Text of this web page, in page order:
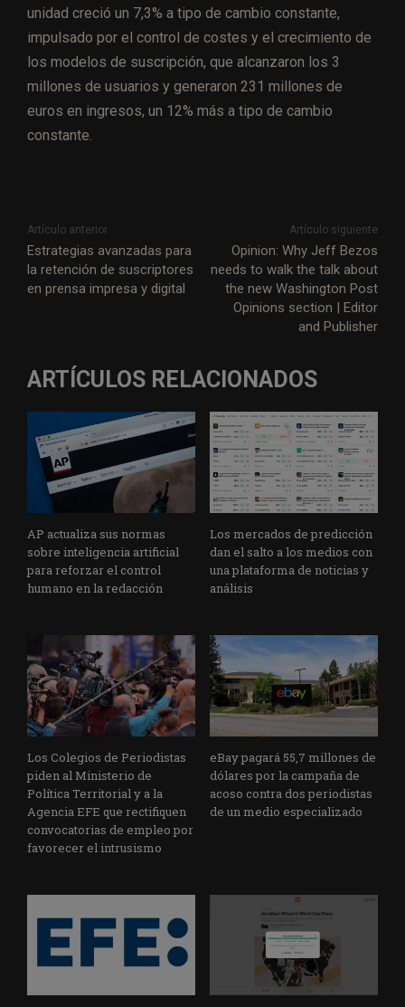
unidad creció un 7,3% a tipo de cambio constante,
impulsado por el control de costes y el crecimiento de
los modelos de suscripción, que alcanzaron los 3
millones de usuarios y generaron 231 millones de
euros en ingresos, un 12% más a tipo de cambio
constante.
Artículo anterior
Estrategias avanzadas para
la retención de suscriptores
en prensa impresa y digital
Artículo siguiente
Opinion: Why Jeff Bezos
needs to walk the talk about
the new Washington Post
Opinions section | Editor
and Publisher
ARTÍCULOS RELACIONADOS
AP actualiza sus normas
sobre inteligencia artificial
para reforzar el control
humano en la redacción
Los mercados de predicción
dan el salto a los medios con
una plataforma de noticias y
análisis
Los Colegios de Periodistas
piden al Ministerio de
Política Territorial y a la
Agencia EFE que rectifiquen
convocatorias de empleo por
favorecer el intrusismo
eBay pagará 55,7 millones de
dólares por la campaña de
acoso contra dos periodistas
de un medio especializado